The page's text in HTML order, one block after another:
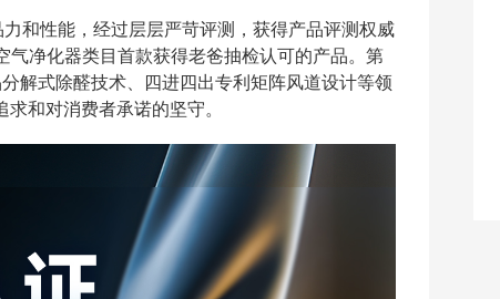
和性能，经过层层严苛评测，获得产品评测权威
气净化器类目首款获得老爸抽检认可的产品。第
解式除醛技术、四进四出专利矩阵风道设计等领
和对消费者承诺的坚守。